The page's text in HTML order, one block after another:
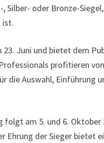
Silber- oder Bronze-
ist.
Juni und bietet dem
profitieren
die Auswahl, Einführung
folgt am 5. und 6.
Ehrung der Sieger bietet